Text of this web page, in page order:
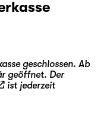
geschlossen. Ab
geöffnet. Der
ist jederzeit